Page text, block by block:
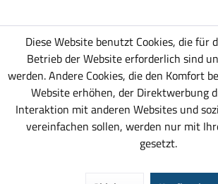
Diese Website benutzt Cookies, die für
Betrieb der Website erforderlich sind
werden. Andere Cookies, die den Komfort
Website erhöhen, der Direktwerbung
Interaktion mit anderen Websites und
vereinfachen sollen, werden nur mit
gesetzt.